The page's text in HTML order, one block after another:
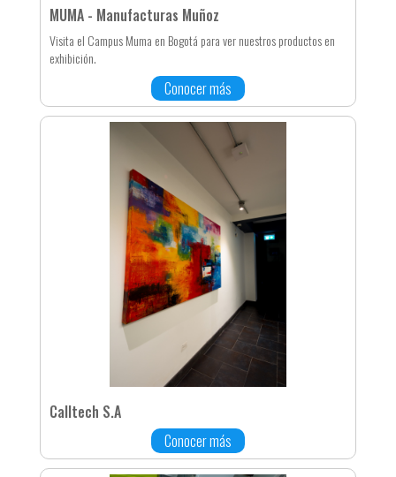
MUMA - Manufacturas Muñoz
Visita el Campus Muma en Bogotá para ver nuestros productos en
exhibición.
Conocer más
Calltech S.A
Conocer más